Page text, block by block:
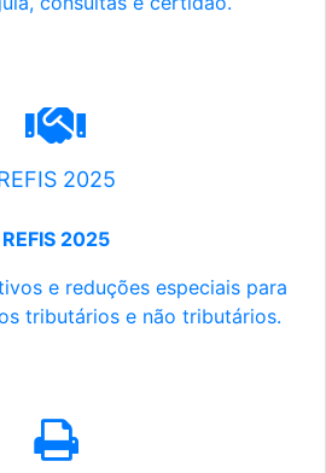
2025
REFIS 2025
e reduções especiais para
tributários e não tributários.